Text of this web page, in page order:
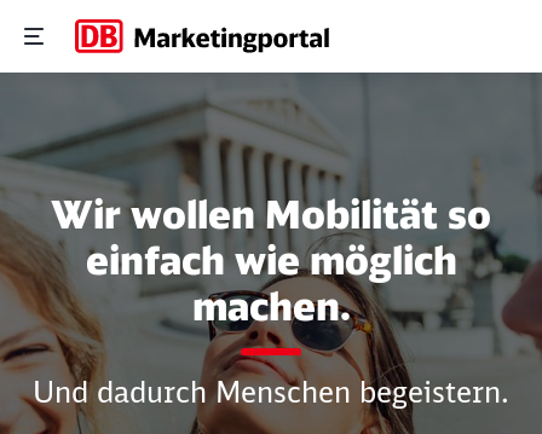
Mobile/App
Wir wollen Mobilität so
einfach wie möglich
machen.
Und dadurch Menschen begeistern.